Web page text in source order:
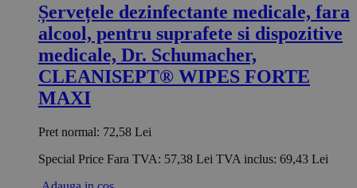
Șervețele dezinfectante medicale, fara
alcool, pentru suprafete si dispozitive
medicale, Dr. Schumacher,
CLEANISEPT® WIPES FORTE
MAXI
Pret normal: 72,58 Lei
Special Price Fara TVA: 57,38 Lei TVA inclus: 69,43 Lei